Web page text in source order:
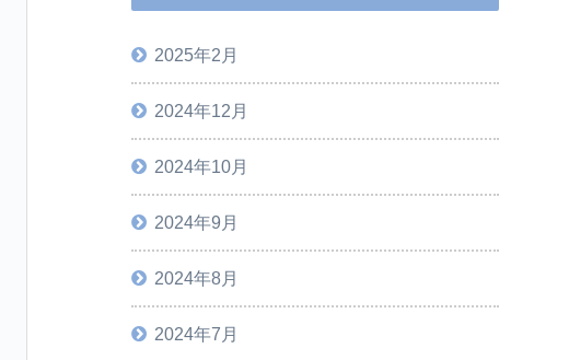
2025年2月
2024年12月
2024年10月
2024年9月
2024年8月
2024年7月